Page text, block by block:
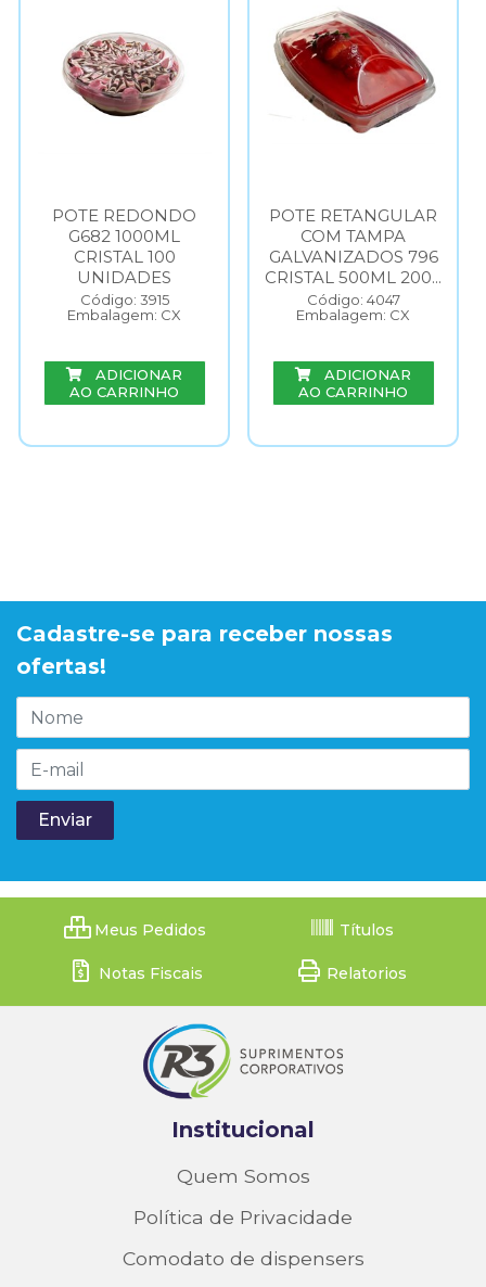
POTE REDONDO
G682 1000ML
CRISTAL 100
UNIDADES
Código: 3915
Embalagem: CX
ADICIONAR
AO CARRINHO
POTE RETANGULAR
COM TAMPA
GALVANIZADOS 796
CRISTAL 500ML 200...
Código: 4047
Embalagem: CX
ADICIONAR
AO CARRINHO
Cadastre-se para receber nossas
ofertas!
Meus Pedidos Títulos
Notas Fiscais Relatorios
Institucional
Quem Somos
Política de Privacidade
Comodato de dispensers